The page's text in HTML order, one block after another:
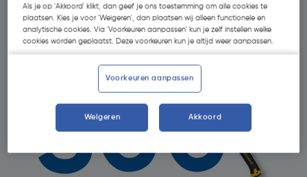
Oops!
Als je op 'Akkoord' klikt, dan geef je ons toestemming om alle cookies te
plaatsen. Kies je voor 'Weigeren', dan plaatsen wij alleen functionele en
analytische cookies. Via 'Voorkeuren aanpassen' kun je zelf instellen welke
cookies worden geplaatst. Deze voorkeuren kun je altijd weer aanpassen.
Voorkeuren aanpassen
Weigeren Akkoord